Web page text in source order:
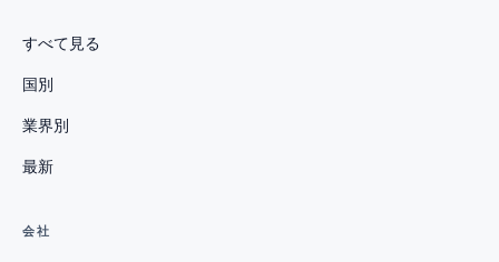
すべて見る
国別
業界別
最新
会社